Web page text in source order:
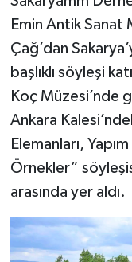
Emin Antik Sanat
Çağ’dan
başlıklı söyleşi
Koç Müzesi’nde
Ankara
Elemanları,
Örnekler”
arasında yer aldı.